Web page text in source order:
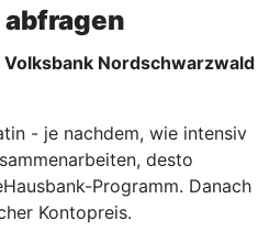
Nordschwarzwald
- je nachdem, wie intensiv
desto
Programm. Danach
Kontopreis.